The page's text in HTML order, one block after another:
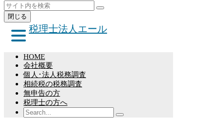
ト
ッ
プ
検
索
検
閉じる
税理士法人エール
HOME
会社概要
個人･法人税務調査
相続税の税務調査
無申告の方
税理士の方へ